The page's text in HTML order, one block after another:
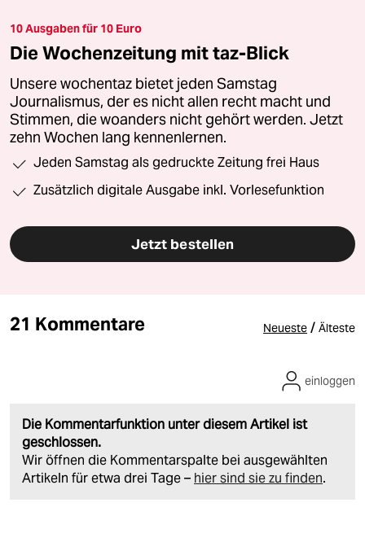
10 Ausgaben für 10 Euro
Die Wochenzeitung mit taz-Blick
Unsere wochentaz bietet jeden Samstag
Journalismus, der es nicht allen recht macht und
Stimmen, die woanders nicht gehört werden. Jetzt
zehn Wochen lang kennenlernen.
Jeden Samstag als gedruckte Zeitung frei Haus
Zusätzlich digitale Ausgabe inkl. Vorlesefunktion
Jetzt bestellen
21 Kommentare Neueste / Älteste
Die Kommentarfunktion unter diesem Artikel ist
geschlossen.
Wir öffnen die Kommentarspalte bei ausgewählten
Artikeln für etwa drei Tage – hier sind sie zu finden.
einloggen